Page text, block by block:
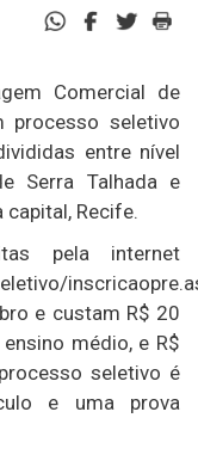
Comercial de
processo seletivo
entre nível
Serra Talhada e
capital, Recife.
pela internet
e custam R$ 20
médio, e R$
seletivo é
e uma prova